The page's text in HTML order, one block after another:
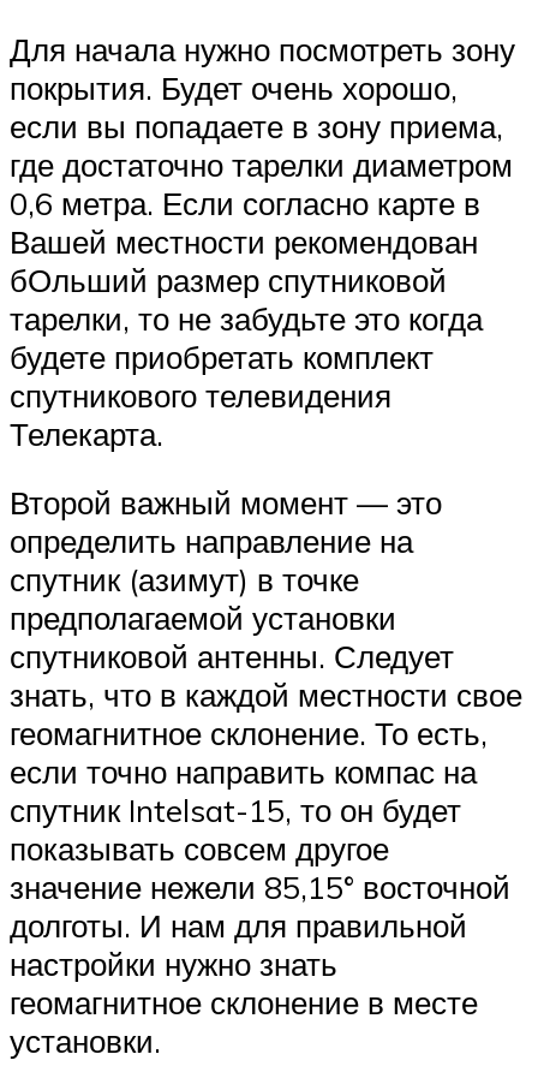
Для начала нужно посмотреть зону
покрытия. Будет очень хорошо,
если вы попадаете в зону приема,
где достаточно тарелки диаметром
0,6 метра. Если согласно карте в
Вашей местности рекомендован
бОльший размер спутниковой
тарелки, то не забудьте это когда
будете приобретать комплект
спутникового телевидения
Телекарта.
Второй важный момент — это
определить направление на
спутник (азимут) в точке
предполагаемой установки
спутниковой антенны. Следует
знать, что в каждой местности свое
геомагнитное склонение. То есть,
если точно направить компас на
спутник Intelsat-15, то он будет
показывать совсем другое
значение нежели 85,15° восточной
долготы. И нам для правильной
настройки нужно знать
геомагнитное склонение в месте
установки.